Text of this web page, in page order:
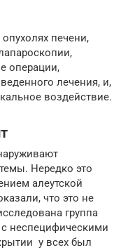
печени,
операции,
лечения, и,
воздействие.
Нередко это
алеутской
что это не
группа
неспецифическими
у всех был